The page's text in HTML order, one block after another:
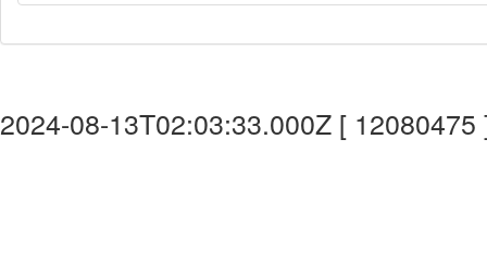
2024-08-13T02:03:33.000Z [ 12080475